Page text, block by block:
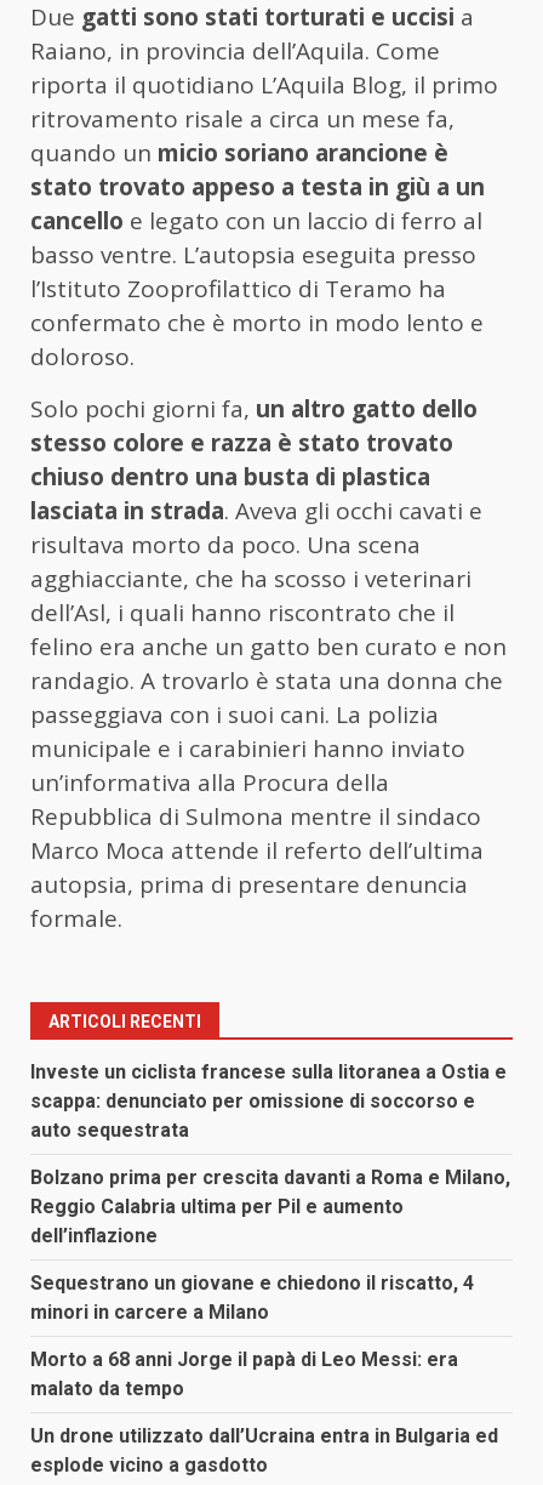
Due gatti sono stati torturati e uccisi a
Raiano, in provincia dell’Aquila. Come
riporta il quotidiano L’Aquila Blog, il primo
ritrovamento risale a circa un mese fa,
quando un micio soriano arancione è
stato trovato appeso a testa in giù a un
cancello e legato con un laccio di ferro al
basso ventre. L’autopsia eseguita presso
l’Istituto Zooprofilattico di Teramo ha
confermato che è morto in modo lento e
doloroso.
Solo pochi giorni fa, un altro gatto dello
stesso colore e razza è stato trovato
chiuso dentro una busta di plastica
lasciata in strada. Aveva gli occhi cavati e
risultava morto da poco. Una scena
agghiacciante, che ha scosso i veterinari
dell’Asl, i quali hanno riscontrato che il
felino era anche un gatto ben curato e non
randagio. A trovarlo è stata una donna che
passeggiava con i suoi cani. La polizia
municipale e i carabinieri hanno inviato
un’informativa alla Procura della
Repubblica di Sulmona mentre il sindaco
Marco Moca attende il referto dell’ultima
autopsia, prima di presentare denuncia
formale.
ARTICOLI RECENTI
Investe un ciclista francese sulla litoranea a Ostia e
scappa: denunciato per omissione di soccorso e
auto sequestrata
Bolzano prima per crescita davanti a Roma e Milano,
Reggio Calabria ultima per Pil e aumento
dell’inflazione
Sequestrano un giovane e chiedono il riscatto, 4
minori in carcere a Milano
Morto a 68 anni Jorge il papà di Leo Messi: era
malato da tempo
Un drone utilizzato dall’Ucraina entra in Bulgaria ed
esplode vicino a gasdotto